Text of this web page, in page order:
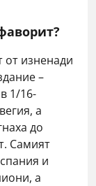
изненади
–
1/16-
а
до
Самият
и
а